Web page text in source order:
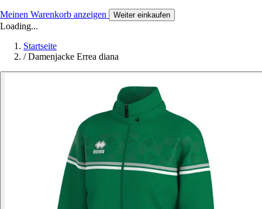
Meinen Warenkorb anzeigen Weiter einkaufen
Loading...
Startseite
/ Damenjacke Errea diana